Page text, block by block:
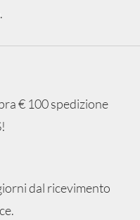
€ 100 spedizione
dal ricevimento